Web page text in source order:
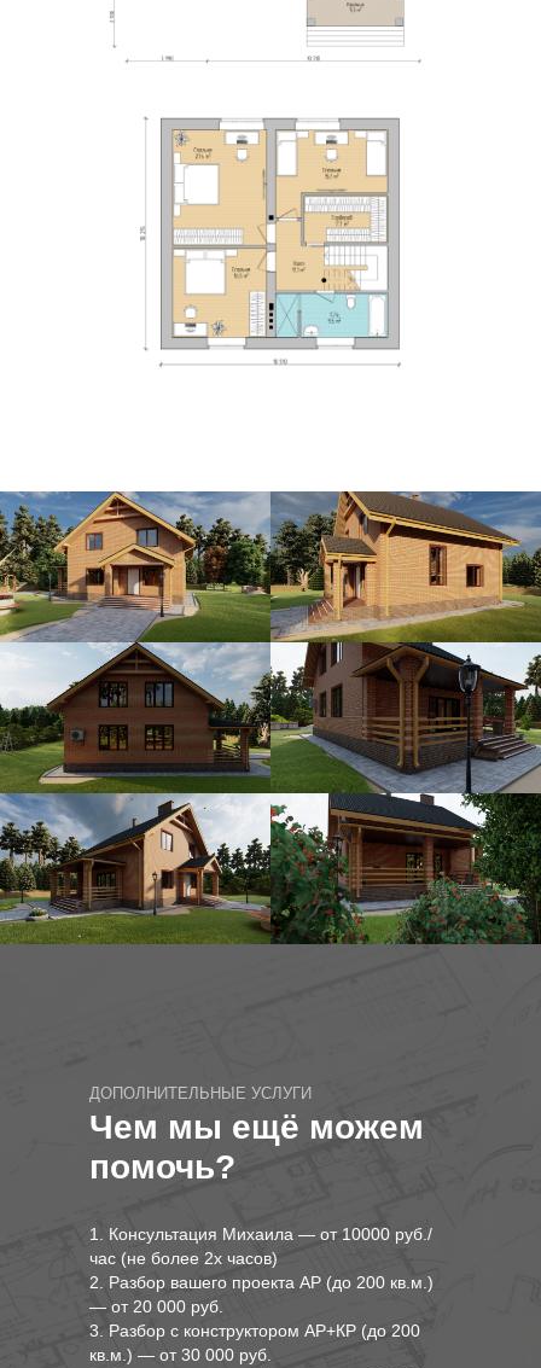
ДОПОЛНИТЕЛЬНЫЕ УСЛУГИ
Чем мы ещё можем
помочь?
1. Консультация Михаила — от 10000 руб./
час (не более 2х часов)
2. Разбор вашего проекта АР (до 200 кв.м.)
— от 20 000 руб.
3. Разбор с конструктором АР+КР (до 200
кв.м.) — от 30 000 руб.